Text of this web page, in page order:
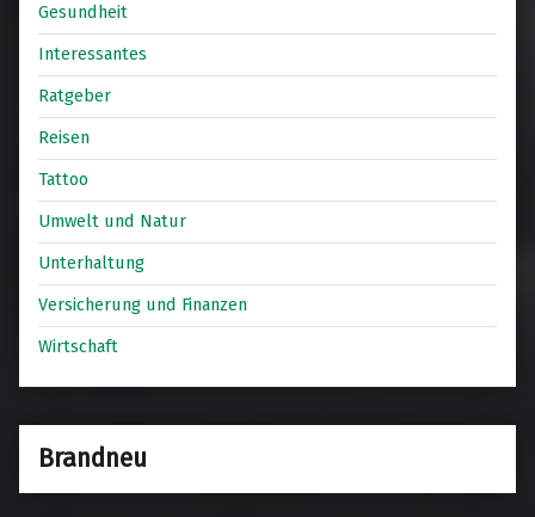
Gesundheit
Interessantes
Ratgeber
Reisen
Tattoo
Umwelt und Natur
Unterhaltung
Versicherung und Finanzen
Wirtschaft
Brandneu